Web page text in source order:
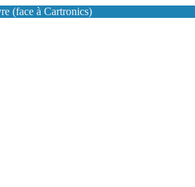
(face à Cartronics)